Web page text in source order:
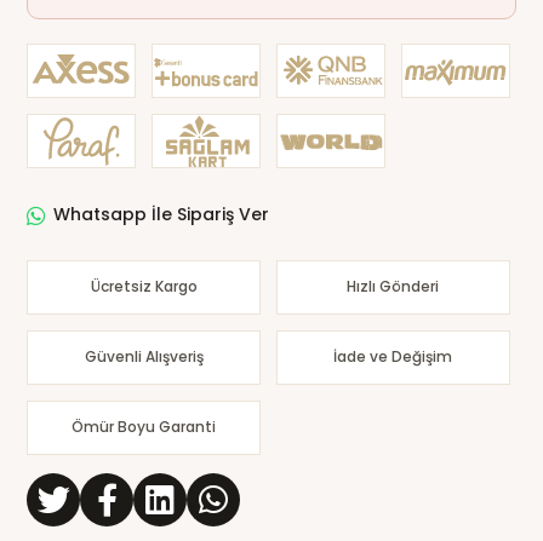
Whatsapp İle Sipariş Ver
Ücretsiz Kargo Hızlı Gönderi
Güvenli Alışveriş İade ve Değişim
Ömür Boyu Garanti